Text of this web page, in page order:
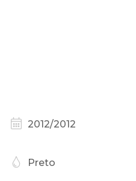
2012/2012
Preto